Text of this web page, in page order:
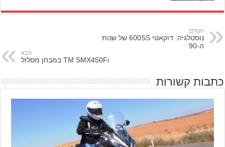
הקודם
נוסטלגיה: דוקאטי 600SS של שנות
ה-90
הבא
TM SMX450Fi במבחן מסלול
כתבות קשורות